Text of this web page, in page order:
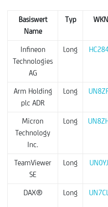
Basiswert
Name
Typ WKN
Infineon
Technologies
AG
Long
Arm Holding
plc ADR
Long
Micron
Technology
Inc.
Long
TeamViewer
SE
Long
DAX® Long